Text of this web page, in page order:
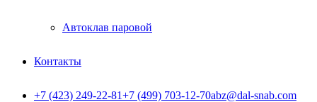
Автоклав паровой
Контакты
+7 (423) 249-22-81+7 (499) 703-12-70abz@dal-snab.com